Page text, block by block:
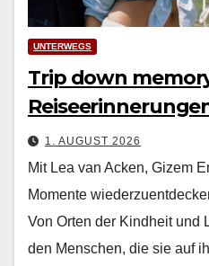
UNTERWEGS
Trip down
1. AUGUST 2026
Mit Lea van Acken, Gizem
Momente
Von Orten der Kind­heit und
den Men­schen, die sie auf